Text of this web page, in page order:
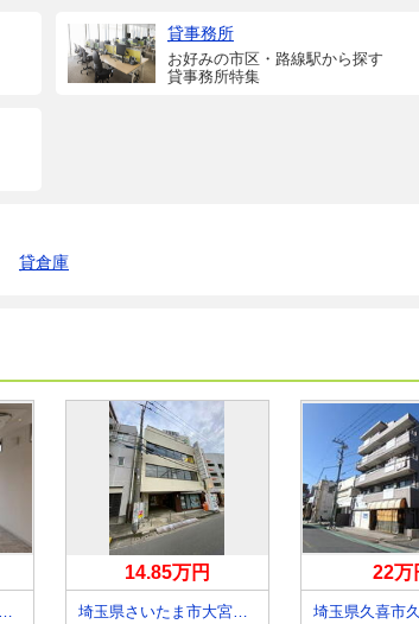
貸事務所
お好みの市区・路線駅から探す
貸事務所特集
貸倉庫
市大宮区桜木町１丁目
14.85万円
埼玉県さいたま市大宮区吉敷町１丁目
22万